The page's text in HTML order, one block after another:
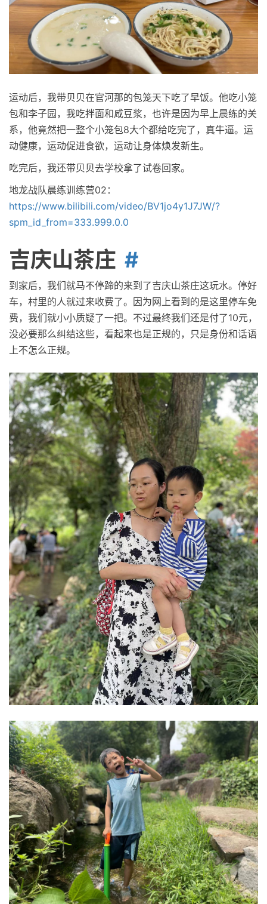
运动后，我带贝贝在官河那的包笼天下吃了早饭。他吃小笼
包和李子园，我吃拌面和咸豆浆，也许是因为早上晨练的关
系，他竟然把一整个小笼包8大个都给吃完了，真牛逼。运
动健康，运动促进食欲，运动让身体焕发新生。
吃完后，我还带贝贝去学校拿了试卷回家。
地龙战队晨练训练营02：
https://www.bilibili.com/video/BV1jo4y1J7JW/?
spm_id_from=333.999.0.0
吉庆山茶庄
到家后，我们就马不停蹄的来到了吉庆山茶庄这玩水。停好
车，村里的人就过来收费了。因为网上看到的是这里停车免
费，我们就小小质疑了一把。不过最终我们还是付了10元，
没必要那么纠结这些，看起来也是正规的，只是身份和话语
上不怎么正规。